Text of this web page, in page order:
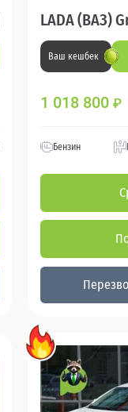
LADA (ВАЗ)
Ваш кешбек
1 018 800 ₽
Бензин